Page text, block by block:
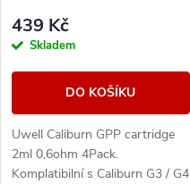
439 Kč
Skladem
DO KOŠÍKU
Uwell Caliburn GPP cartridge
2ml 0,6ohm 4Pack.
Komplatibilní s Caliburn G3 / G4